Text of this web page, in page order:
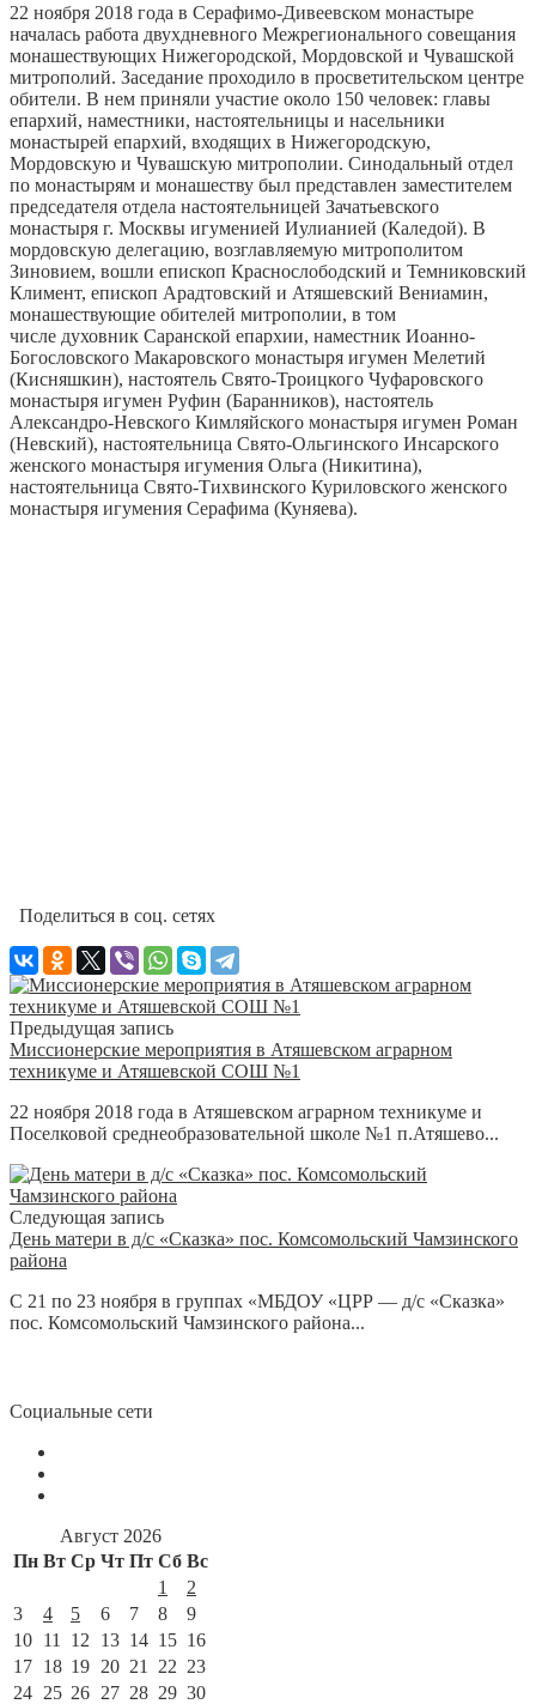
22 ноября 2018 года в Серафимо-Дивеевском монастыре
началась работа двухдневного Межрегионального совещания
монашествующих Нижегородской, Мордовской и Чувашской
митрополий. Заседание проходило в просветительском центре
обители. В нем приняли участие около 150 человек: главы
епархий, наместники, настоятельницы и насельники
монастырей епархий, входящих в Нижегородскую,
Мордовскую и Чувашскую митрополии. Синодальный отдел
по монастырям и монашеству был представлен заместителем
председателя отдела настоятельницей Зачатьевского
монастыря г. Москвы игуменией Иулианией (Каледой). В
мордовскую делегацию, возглавляемую митрополитом
Зиновием, вошли епископ Краснослободский и Темниковский
Климент, епископ Арадтовский и Атяшевский Вениамин,
монашествующие обителей митрополии, в том
числе духовник Саранской епархии, наместник Иоанно-
Богословского Макаровского монастыря игумен Мелетий
(Кисняшкин), настоятель Свято-Троицкого Чуфаровского
монастыря игумен Руфин (Баранников), настоятель
Александро-Невского Кимляйского монастыря игумен Роман
(Невский), настоятельница Свято-Ольгинского Инсарского
женского монастыря игумения Ольга (Никитина),
настоятельница Свято-Тихвинского Куриловского женского
монастыря игумения Серафима (Куняева).
Поделиться в соц. сетях
Предыдущая запись
Миссионерские мероприятия в Атяшевском аграрном
техникуме и Атяшевской СОШ №1
22 ноября 2018 года в Атяшевском аграрном техникуме и
Поселковой среднеобразовательной школе №1 п.Атяшево...
Следующая запись
День матери в д/с «Сказка» пос. Комсомольский Чамзинского
района
С 21 по 23 ноября в группах «МБДОУ «ЦРР — д/с «Сказка»
пос. Комсомольский Чамзинского района...
Социальные сети
Август 2026
Пн Вт Ср Чт Пт Сб Вс
1
2
3
4 5 6 7 8
9
10 11 12 13 14 15 16
17 18 19 20 21 22 23
24 25 26 27 28 29 30